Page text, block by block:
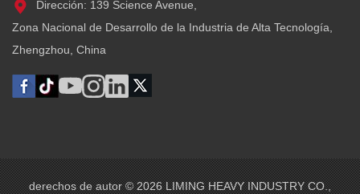
Dirección: 139 Science Avenue,
Zona Nacional de Desarrollo de la Industria de Alta Tecnología,
Zhengzhou, China
derechos de autor ©2026 LIMING HEAVY INDUSTRY CO.,